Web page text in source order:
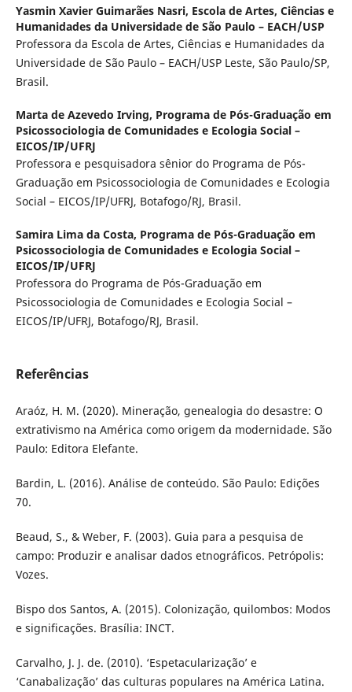
Yasmin Xavier Guimarães Nasri, Escola de Artes, Ciências e
Humanidades da Universidade de São Paulo – EACH/USP
Professora da Escola de Artes, Ciências e Humanidades da
Universidade de São Paulo – EACH/USP Leste, São Paulo/SP,
Brasil.
Marta de Azevedo Irving, Programa de Pós-Graduação em
Psicossociologia de Comunidades e Ecologia Social –
EICOS/IP/UFRJ
Professora e pesquisadora sênior do Programa de Pós-
Graduação em Psicossociologia de Comunidades e Ecologia
Social – EICOS/IP/UFRJ, Botafogo/RJ, Brasil.
Samira Lima da Costa, Programa de Pós-Graduação em
Psicossociologia de Comunidades e Ecologia Social –
EICOS/IP/UFRJ
Professora do Programa de Pós-Graduação em
Psicossociologia de Comunidades e Ecologia Social –
EICOS/IP/UFRJ, Botafogo/RJ, Brasil.
Referências
Araóz, H. M. (2020). Mineração, genealogia do desastre: O
extrativismo na América como origem da modernidade. São
Paulo: Editora Elefante.
Bardin, L. (2016). Análise de conteúdo. São Paulo: Edições
70.
Beaud, S., & Weber, F. (2003). Guia para a pesquisa de
campo: Produzir e analisar dados etnográficos. Petrópolis:
Vozes.
Bispo dos Santos, A. (2015). Colonização, quilombos: Modos
e significações. Brasília: INCT.
Carvalho, J. J. de. (2010). ‘Espetacularização’ e
‘Canabalização’ das culturas populares na América Latina.